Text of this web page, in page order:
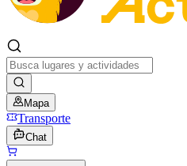
Mapa
Transporte
Chat